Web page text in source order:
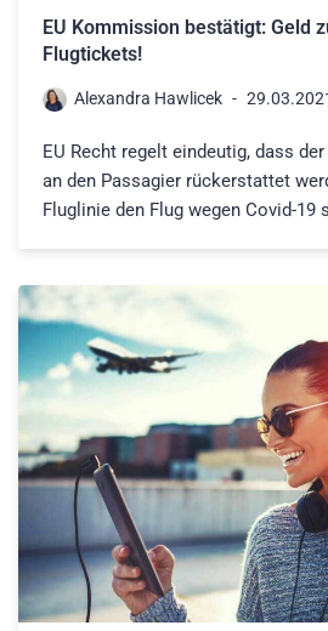
EU Kommission bestätigt: Geld
Flugtickets!
Alexandra Hawlicek
EU Recht regelt eindeutig, dass
an den Passagier rückerstattet
Fluglinie den Flug wegen Covid-19